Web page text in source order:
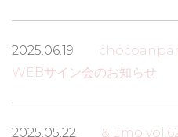
2025.06.19 chocoanpan
WEBサイン会のお知らせ
2025.05.22 &.Emo